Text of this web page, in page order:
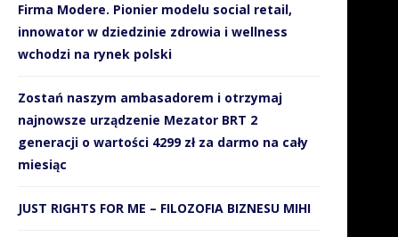
Firma Modere. Pionier modelu social retail,
innowator w dziedzinie zdrowia i wellness
wchodzi na rynek polski
Zostań naszym ambasadorem i otrzymaj
najnowsze urządzenie Mezator BRT 2
generacji o wartości 4299 zł za darmo na cały
miesiąc
JUST RIGHTS FOR ME – FILOZOFIA BIZNESU MIHI